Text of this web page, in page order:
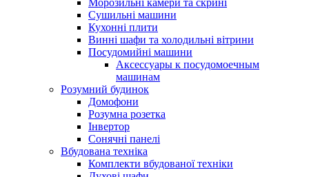
Морозильні камери та скрині
Сушильні машини
Кухонні плити
Винні шафи та холодильні вітрини
Посудомийні машини
Аксессуары к посудомоечным
машинам
Розумний будинок
Домофони
Розумна розетка
Інвертор
Сонячні панелі
Вбудована техніка
Комплекти вбудованої техніки